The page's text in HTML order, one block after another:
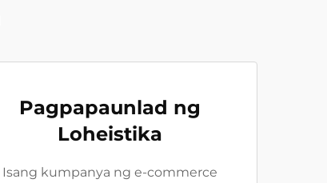
Pagpapaunlad ng
Loheistika
Isang kumpanya ng e-commerce